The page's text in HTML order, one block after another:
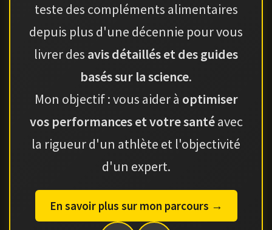
teste des compléments alimentaires
depuis plus d'une décennie pour vous
livrer des avis détaillés et des guides
basés sur la science.
Mon objectif : vous aider à optimiser
vos performances et votre santéavec
la rigueur d'un athlète et l'objectivité
d'un expert.
En savoir plus sur mon parcours →